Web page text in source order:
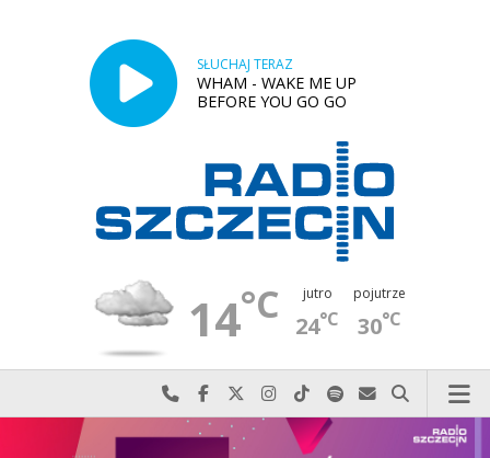
SŁUCHAJ TERAZ
WHAM - WAKE ME UP
BEFORE YOU GO GO
14°C jutro
24°C
pojutrze
30°C
Najlepiej po prostu do nas zadzwoń
Odwiedź nas na Facebook-u
Odwiedź nas na X
Odwiedź nas na Instagram-ie
Odwiedź nas na TikTok-u
Szukaj nas na Spotify
Wyślij do nas
Szukaj